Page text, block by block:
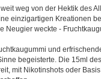
weg von der Hektik des
einzigartigen Kreationen
Neugier weckte -
und
begeisterte. Die 15ml
mit Nikotinshots oder